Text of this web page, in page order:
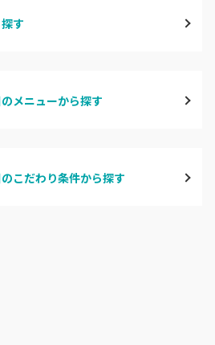
す
メニューから探す
こだわり条件から探す